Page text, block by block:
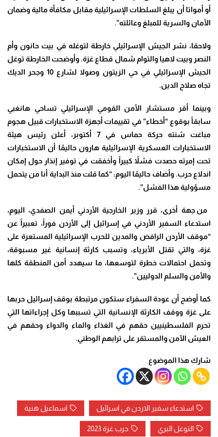
أو أمواتا أن يبلغ السلطات الإسرائيلية مقابل مكافأة مالية وضمان
الأمان والسرية للمبلغ وعائلته”.
ولاحقا، نشر الجيش الإسرائيلي خارطة لتوغله في بيت حانون وأم
النصر وبيت لاهيا والتوام شمال قطاع غزة. وأوضحت الخارطة توغل
الجيش الإسرائيلي في حي الزيتون وصولا لشارع 10 وجحر الديك
تجاه صلاح الدين.
وبينما أقر مستشار الأمن القومي الإسرائيلي تساحي هانغبي
سابقاً بوقوع “أخطاء” في تقييمات أجهزة الاستخبارات قبيل هجوم
مباغت شنته حركة حماس في 7 أكتوبر، أعلن رئيس هيئة
الاستخبارات العسكرية الإسرائيلية هارون حاليڤا أن الاستخبارات
تحت إمرته حصدت فشلاً كبيراً وأخفقت في توفير إنذار حول إمكان
اندلاع حرب.وأضاف حاليڤا اليوم: “كما قلت منذ البداية أنا من يتحمل
مسؤولية هذا الفشل”.
من جهة أخرى، قرر وزير الخارجية الأردني أيمن الصفدي، اليوم،
استدعاء السفير الأردني في إسرائيل إلى الأردن فوراً، تعبيراً عن
“موقف الأردن الرافض والمدين للحرب الإسرائيلية المستعرة على
غزة، والتي تقتل الأبرياء، وتسبب كارثة إنسانية غير مسبوقة،
وتحمل احتمالات خطرة لتوسعها، ما سيهدد أمن المنطقة كلها
والأمن والسلم الدوليين”.
كما أوضح أن عودة السفراء ستكون مرتبطة بوقف إسرائيل حربها
على غزة ووقف الكارثة الإنسانية التي تسببها وكل إجراءاتها التي
تحرم الفلسطينيين حقهم في الغذاء والماء والدواء وحقهم في
العيش الآمن والمستقر على ترابهم الوطني.
شارك هذا الموضوع
استدعاء سفير الاردن في اسرائيل اسماعيل هنية
التوغل البري حرب غزة 2023